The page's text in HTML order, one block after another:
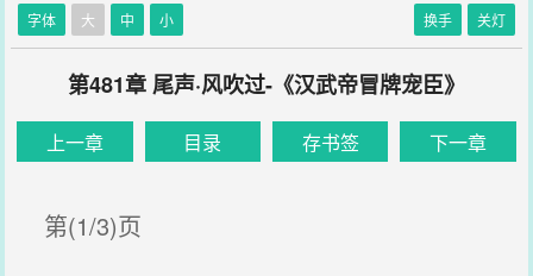
字体 大 中 小 换手 关灯
第481章 尾声·风吹过-《汉武帝冒牌宠臣》
上一章 目录 存书签 下一章
第(1/3)页